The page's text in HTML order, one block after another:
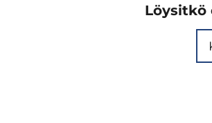
Löysitkö